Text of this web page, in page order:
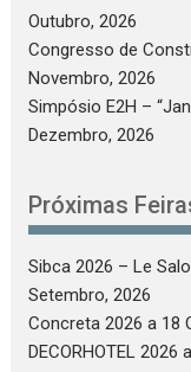
Outubro, 2026
Congresso de
Novembro, 2026
Simpósio E2H –
Dezembro, 2026
Próximas
Sibca 2026 – Le
Setembro, 2026
Concreta 2026 a 18
DECORHOTEL 2026